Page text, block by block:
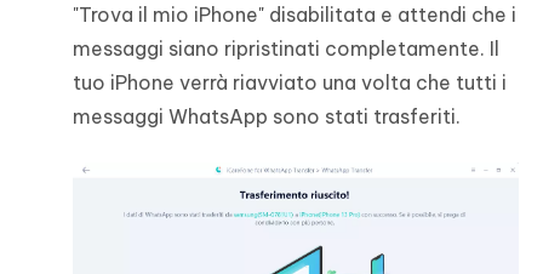
"Trova il mio iPhone" disabilitata e attendi che i
messaggi siano ripristinati completamente. Il
tuo iPhone verrà riavviato una volta che tutti i
messaggi WhatsApp sono stati trasferiti.